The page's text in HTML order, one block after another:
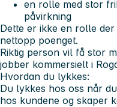
en rolle med stor
påvirkning
Dette er ikke en rolle
nettopp poenget.
Riktig person vil få stor
jobber kommersielt i
Hvordan du lykkes:
Du lykkes hos oss når
hos kundene og skaper